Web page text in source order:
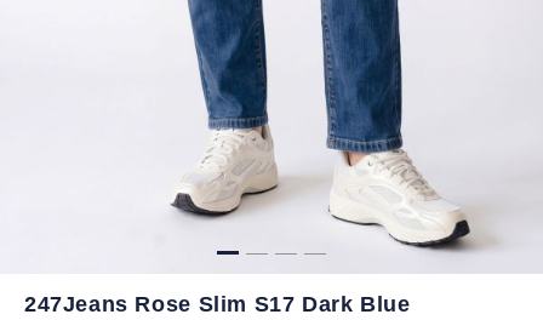
247Jeans Rose Slim S17 Dark Blue